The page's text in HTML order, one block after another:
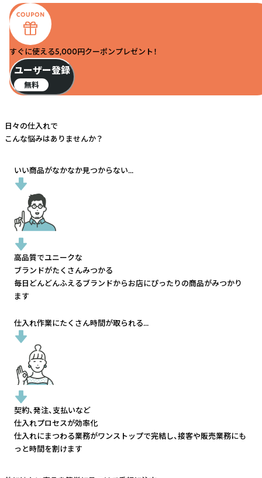
すぐに使える5,000円クーポンプレゼント！
ユーザー登録
無料
日々の仕入れで
こんな悩みはありませんか？
いい商品がなかなか見つからない...
高品質でユニークな
ブランドがたくさんみつかる
毎日どんどんふえるブランドからお店にぴったりの商品がみつかり
ます
仕入れ作業にたくさん時間が取られる...
契約、発注、支払いなど
仕入れプロセスが効率化
仕入れにまつわる業務がワンストップで完結し、接客や販売業務にも
っと時間を割けます